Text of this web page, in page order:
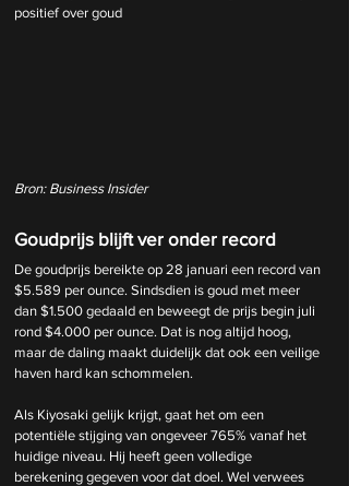
positief over goud
Bron: Business Insider
Goudprijs blijft ver onder record
De goudprijs bereikte op 28 januari een record van
$5.589 per ounce. Sindsdien is goud met meer
dan $1.500 gedaald en beweegt de prijs begin juli
rond $4.000 per ounce. Dat is nog altijd hoog,
maar de daling maakt duidelijk dat ook een veilige
haven hard kan schommelen.
Als Kiyosaki gelijk krijgt, gaat het om een
potentiële stijging van ongeveer 765% vanaf het
huidige niveau. Hij heeft geen volledige
berekening gegeven voor dat doel. Wel verwees